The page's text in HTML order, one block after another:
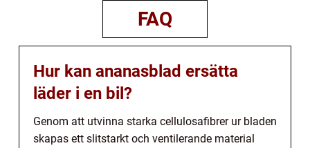
FAQ
Hur kan ananasblad ersätta
läder i en bil?
Genom att utvinna starka cellulosafibrer ur bladen
skapas ett slitstarkt och ventilerande material